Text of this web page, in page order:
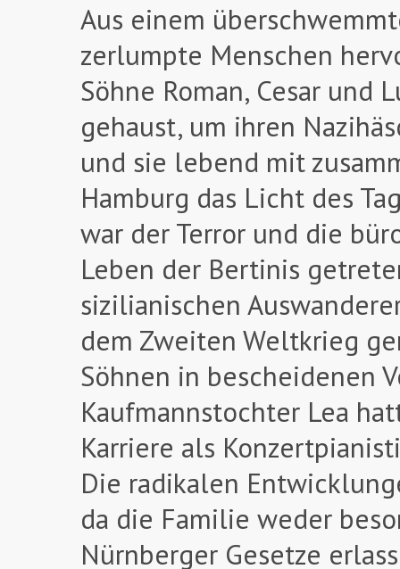
Aus einem
zerlumpte Menschen
Söhne Roman, Cesar
gehaust, um ihren
und sie lebend mit
Hamburg das Licht des
war der Terror und die
Leben der Bertinis
sizilianischen
dem Zweiten Weltkrieg
Söhnen in bescheidenen
Kaufmannstochter Lea
Karriere als
Die radikalen
da die Familie weder
Nürnberger Gesetze